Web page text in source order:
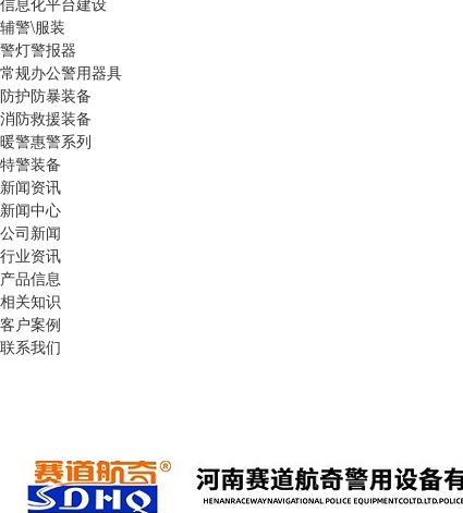
辅警\服装
警灯警报器
常规办公警用器具
防护防暴装备
消防救援装备
暖警惠警系列
特警装备
新闻资讯
新闻中心
公司新闻
行业资讯
产品信息
相关知识
客户案例
联系我们